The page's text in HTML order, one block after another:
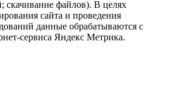
скачивание файлов). В целях
сайта и проведения
данные обрабатываются с
сервиса Яндекс Метрика.